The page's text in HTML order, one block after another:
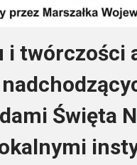
i twórczości
Święta